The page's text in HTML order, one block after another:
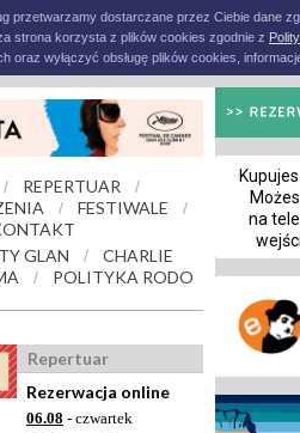
przetwarzamy dostarczane przez Ciebie dane
strona korzysta z plików cookies zgodnie z
oraz wyłączyć obsługę plików cookies,
/ REPERTUAR /
/ FESTIWALE /
GLAN /
CHARLIE
/ POLITYKA RODO
Repertuar
Rezerwacja online
06.08 - czwartek
na